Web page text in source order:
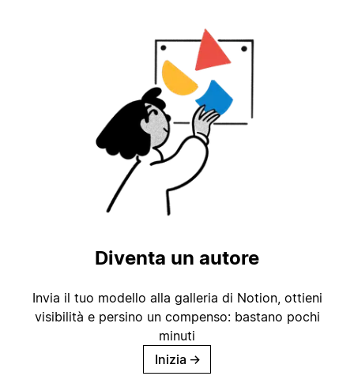
Diventa un autore
Invia il tuo modello alla galleria di Notion, ottieni
visibilità e persino un compenso: bastano pochi
minuti
Inizia →